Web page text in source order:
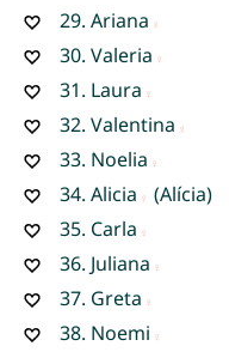
29. Ariana
30. Valeria
31. Laura
32. Valentina
33. Noelia
34. Alicia
(Alícia)
35. Carla
36. Juliana
37. Greta
38. Noemi